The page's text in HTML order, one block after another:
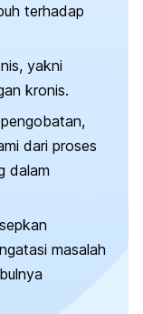
terhadap
yakni
kronis.
dari proses
dalam
masalah